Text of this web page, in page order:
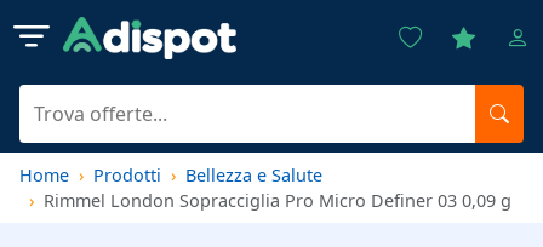
Home Prodotti
Bellezza e Salute
Rimmel London Sopracciglia Pro Micro Definer 03 0,09 g